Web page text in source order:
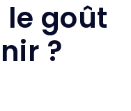
goût
?